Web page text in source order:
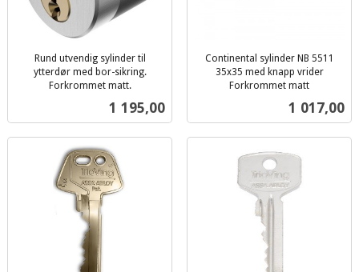
Rund utvendig sylinder til
ytterdør med bor-sikring.
Forkrommet matt.
Pris
1 195,00
Continental sylinder NB 5511
35x35 med knapp vrider
Forkrommet matt
Pris
1 017,00